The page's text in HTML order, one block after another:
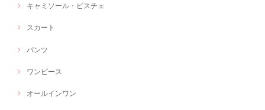
キャミソール・ビスチェ
スカート
パンツ
ワンピース
オールインワン